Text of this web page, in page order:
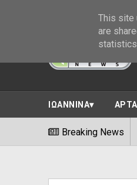
ΙΩΑΝΝΙΝΑ ΑΡΤΑ
Breaking News
Ηπείρου 07/
This site
are